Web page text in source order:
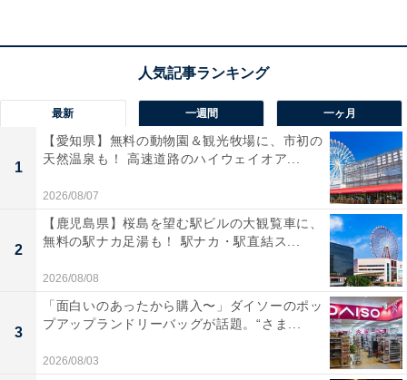
楽天トラベルでホテルを見る
最新 一週間 一ヶ月
1
【愛知県】無料の動物園＆観光牧場に、市初の
天然温泉も！ 高速道路のハイウェイオア...
2026/08/07
2
【鹿児島県】桜島を望む駅ビルの大観覧車に、
無料の駅ナカ足湯も！ 駅ナカ・駅直結ス...
2026/08/08
3
「面白いのあったから購入〜」ダイソーのポッ
プアップランドリーバッグが話題。“さま...
2026/08/03